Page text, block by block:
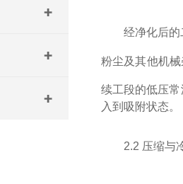
经净化后
粉尘及其他机
续工段的低压
入到吸附状态。
2.2 压缩与